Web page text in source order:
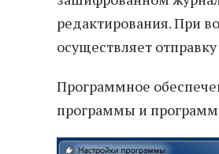
редактирования. При
осуществляет
Программное
программы и